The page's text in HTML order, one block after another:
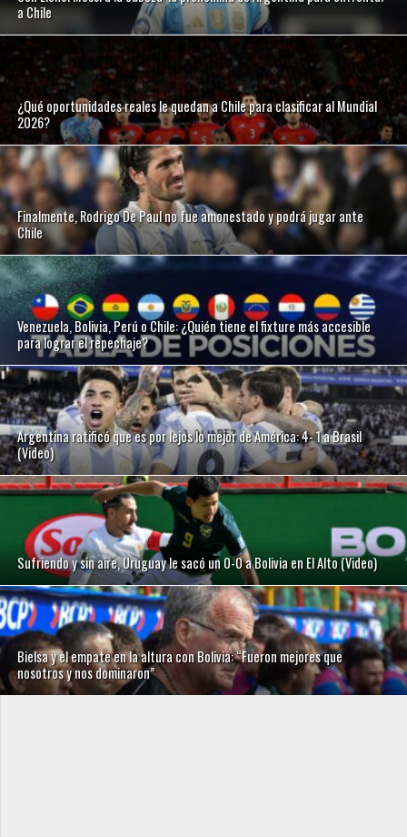
a Chile
¿Qué oportunidades reales le quedan a Chile para clasificar al Mundial
2026?
Finalmente, Rodrigo De Paul no fue amonestado y podrá jugar ante
Chile
Venezuela, Bolivia, Perú o Chile: ¿Quién tiene el fixture más accesible
para lograr el repechaje?
Argentina ratificó que es por lejos lo mejor de América: 4- 1 a Brasil
(Video)
Sufriendo y sin aire, Uruguay le sacó un 0-0 a Bolivia en El Alto (Video)
Bielsa y el empate en la altura con Bolivia: “Fueron mejores que
nosotros y nos dominaron”